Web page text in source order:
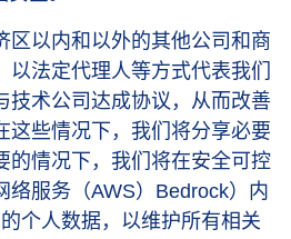
区以内和以外的其他公司和商
法定代理人等方式代表我们
技术公司达成协议，从而改善
这些情况下，我们将分享必要
的情况下，我们将在安全可控
络服务（AWS）Bedrock）内
个人数据，以维护所有相关